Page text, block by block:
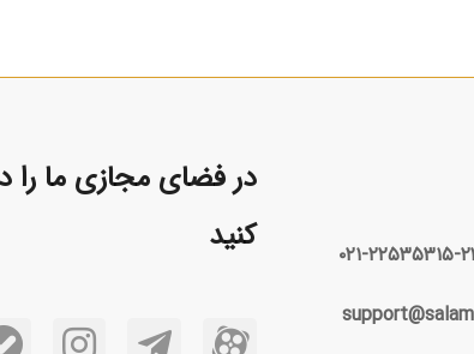
۲۲۵۳۵۳۱۶
در فضای مجازی ما را
کنید